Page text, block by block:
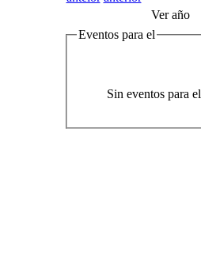
Ver año
Eventos para el
Sin eventos para el